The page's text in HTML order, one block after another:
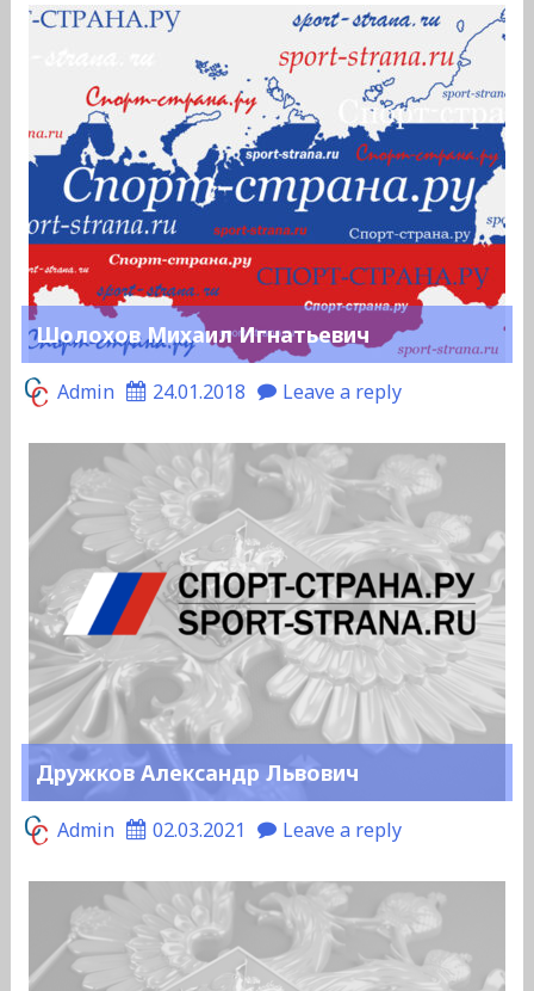
Шолохов Михаил Игнатьевич
Admin 24.01.2018 Leave a reply
Дружков Александр Львович
Admin 02.03.2021 Leave a reply